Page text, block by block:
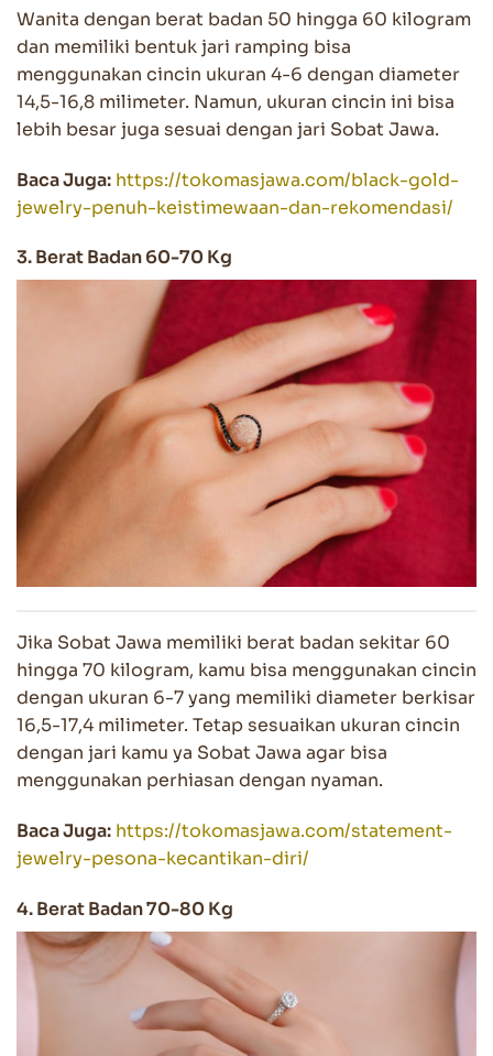
Wanita dengan berat badan 50 hingga 60 kilogram
dan memiliki bentuk jari ramping bisa
menggunakan cincin ukuran 4-6 dengan diameter
14,5-16,8 milimeter. Namun, ukuran cincin ini bisa
lebih besar juga sesuai dengan jari Sobat Jawa.
Baca Juga: https://tokomasjawa.com/black-gold-
jewelry-penuh-keistimewaan-dan-rekomendasi/
3. Berat Badan 60-70 Kg
Jika Sobat Jawa memiliki berat badan sekitar 60
hingga 70 kilogram, kamu bisa menggunakan cincin
dengan ukuran 6-7 yang memiliki diameter berkisar
16,5-17,4 milimeter. Tetap sesuaikan ukuran cincin
dengan jari kamu ya Sobat Jawa agar bisa
menggunakan perhiasan dengan nyaman.
Baca Juga: https://tokomasjawa.com/statement-
jewelry-pesona-kecantikan-diri/
4. Berat Badan 70-80 Kg